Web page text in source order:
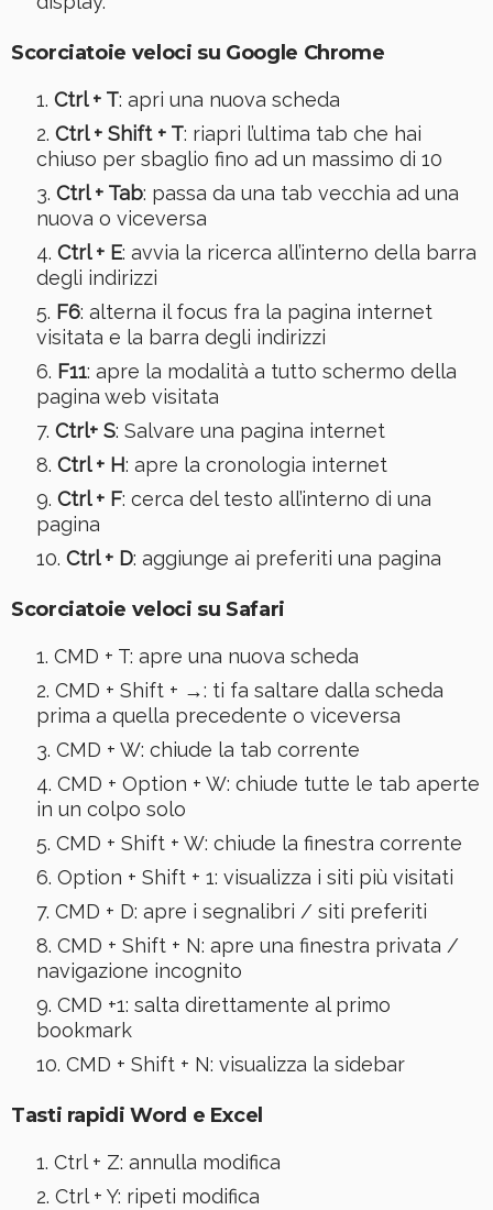
Scorciatoie veloci su Google Chrome
Ctrl + T: apri una nuova scheda
Ctrl + Shift + T: riapri l’ultima tab che hai
chiuso per sbaglio fino ad un massimo di 10
Ctrl + Tab: passa da una tab vecchia ad una
nuova o viceversa
Ctrl + E: avvia la ricerca all’interno della barra
degli indirizzi
F6: alterna il focus fra la pagina internet
visitata e la barra degli indirizzi
F11: apre la modalità a tutto schermo della
pagina web visitata
Ctrl+ S: Salvare una pagina internet
Ctrl + H: apre la cronologia internet
Ctrl + F: cerca del testo all’interno di una
pagina
Ctrl + D: aggiunge ai preferiti una pagina
Scorciatoie veloci su Safari
CMD + T: apre una nuova scheda
CMD + Shift + →: ti fa saltare dalla scheda
prima a quella precedente o viceversa
CMD + W: chiude la tab corrente
CMD + Option + W: chiude tutte le tab aperte
in un colpo solo
CMD + Shift + W: chiude la finestra corrente
Option + Shift + 1: visualizza i siti più visitati
CMD + D: apre i segnalibri / siti preferiti
CMD + Shift + N: apre una finestra privata /
navigazione incognito
CMD +1: salta direttamente al primo
bookmark
CMD + Shift + N: visualizza la sidebar
Tasti rapidi Word e Excel
Ctrl + Z: annulla modifica
Ctrl + Y: ripeti modifica